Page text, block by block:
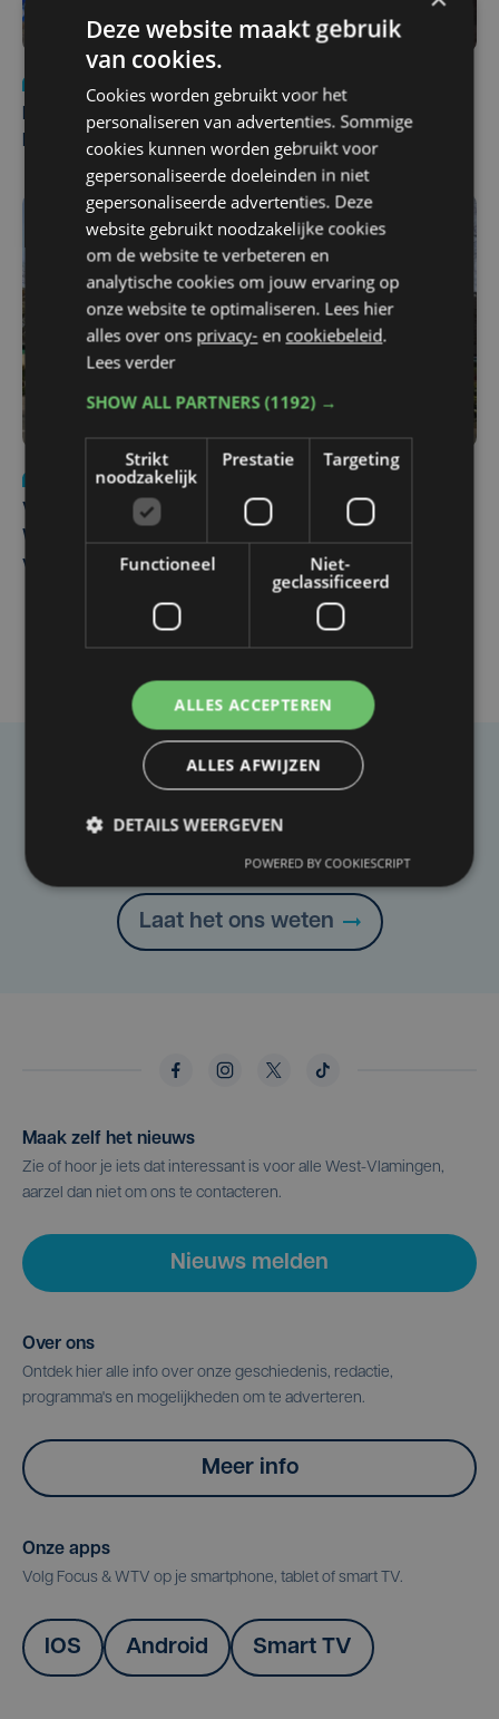
di 4 augustus | 09:32
Man en vrouw dood aangetroffen in woning in Sint-
Pieters Brugge
Nieuws
wo 5 augustus | 11:57
Vier Oostendse gynaecologen versterken dienst in AZ
West, dat ook een nieuwe voltijdse gynaecoloog
verwelkomt
Taalfout opgemerkt?
Heb je een taal- of schrijffout opgemerkt in dit
Laat het ons weten
Maak zelf het nieuws
Zie of hoor je iets dat interessant is voor alle West-Vlamingen,
aarzel dan niet om ons te contacteren.
Nieuws melden
Over ons
Ontdek hier alle info over onze geschiedenis, redactie,
programma's en mogelijkheden om te adverteren.
Meer info
Onze apps
Volg Focus & WTV op je smartphone, tablet of smart TV.
IOS Android Smart TV
Deze website maakt gebruik
van cookies.
Cookies worden gebruikt voor het
personaliseren van advertenties. Sommige
cookies kunnen worden gebruikt voor
gepersonaliseerde doeleinden in niet
gepersonaliseerde advertenties. Deze
website gebruikt noodzakelijke cookies
om de website te verbeteren en
analytische cookies om jouw ervaring op
onze website te optimaliseren. Lees hier
alles over ons privacy- en cookiebeleid.
Lees verder
SHOW ALL PARTNERS(1192) →
Strikt
noodzakelijk
Prestatie Targeting
Functioneel
Niet-
geclassificeerd
ALLES ACCEPTEREN
ALLES AFWIJZEN
DETAILS WEERGEVEN
POWERED BY COOKIESCRIPT